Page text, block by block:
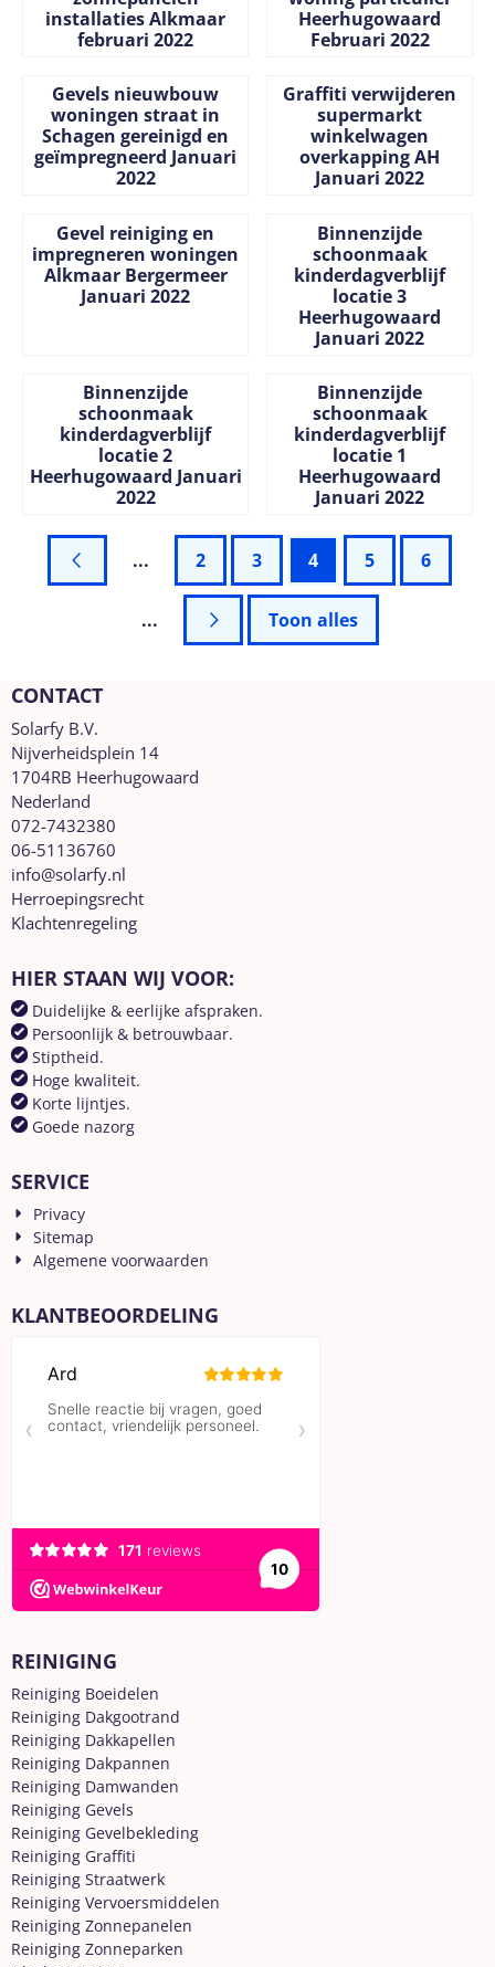
installaties Alkmaar
februari 2022
Heerhugowaard
Februari 2022
Gevels nieuwbouw
woningen straat in
Schagen gereinigd en
geïmpregneerd Januari
2022
Graffiti verwijderen
supermarkt
winkelwagen
overkapping AH
Januari 2022
Gevel reiniging en
impregneren woningen
Alkmaar Bergermeer
Januari 2022
Binnenzijde
schoonmaak
kinderdagverblijf
locatie 3
Heerhugowaard
Januari 2022
Binnenzijde
schoonmaak
kinderdagverblijf
locatie 2
Heerhugowaard Januari
2022
Binnenzijde
schoonmaak
kinderdagverblijf
locatie 1
Heerhugowaard
Januari 2022
...
2 3 4 5 6
... Toon alles
CONTACT
Solarfy B.V.
Nijverheidsplein 14
1704RB Heerhugowaard
Nederland
072-7432380
06-51136760
info@solarfy.nl
Herroepingsrecht
Klachtenregeling
HIER STAAN WIJ VOOR:
Duidelijke & eerlijke afspraken.
Persoonlijk & betrouwbaar.
Stiptheid.
Hoge kwaliteit.
Korte lijntjes.
Goede nazorg
SERVICE
Privacy
Sitemap
Algemene voorwaarden
KLANTBEOORDELING
REINIGING
Reiniging Boeidelen
Reiniging Dakgootrand
Reiniging Dakkapellen
Reiniging Dakpannen
Reiniging Damwanden
Reiniging Gevels
Reiniging Gevelbekleding
Reiniging Graffiti
Reiniging Straatwerk
Reiniging Vervoersmiddelen
Reiniging Zonnepanelen
Reiniging Zonneparken